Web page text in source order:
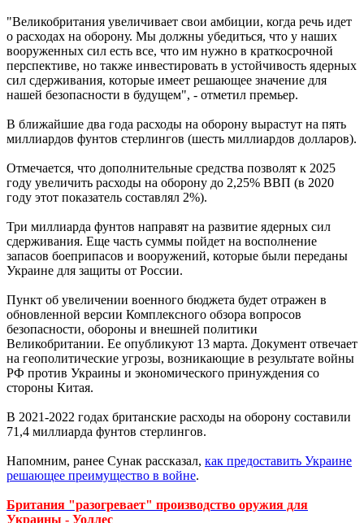
"Великобритания увеличивает свои амбиции, когда речь идет
о расходах на оборону. Мы должны убедиться, что у наших
вооруженных сил есть все, что им нужно в краткосрочной
перспективе, но также инвестировать в устойчивость ядерных
сил сдерживания, которые имеет решающее значение для
нашей безопасности в будущем", - отметил премьер.
В ближайшие два года расходы на оборону вырастут на пять
миллиардов фунтов стерлингов (шесть миллиардов долларов).
Отмечается, что дополнительные средства позволят к 2025
году увеличить расходы на оборону до 2,25% ВВП (в 2020
году этот показатель составлял 2%).
Три миллиарда фунтов направят на развитие ядерных сил
сдерживания. Еще часть суммы пойдет на восполнение
запасов боеприпасов и вооружений, которые были переданы
Украине для защиты от России.
Пункт об увеличении военного бюджета будет отражен в
обновленной версии Комплексного обзора вопросов
безопасности, обороны и внешней политики
Великобритании. Ее опубликуют 13 марта. Документ отвечает
на геополитические угрозы, возникающие в результате войны
РФ против Украины и экономического принуждения со
стороны Китая.
В 2021-2022 годах британские расходы на оборону составили
71,4 миллиарда фунтов стерлингов.
Напомним, ранее Сунак рассказал, как предоставить Украине
решающее преимущество в войне.
Британия "разогревает" производство оружия для
Украины - Уоллес